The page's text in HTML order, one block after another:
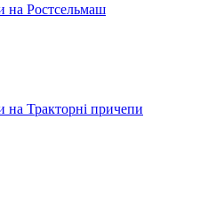
на Ростсельмаш
на Тракторні причепи